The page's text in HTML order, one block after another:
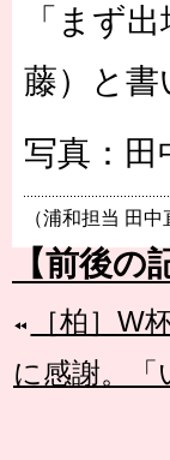
「まず
藤）と
写真：田
（浦和担当 田中
【前後の
［柏］W
に感謝。